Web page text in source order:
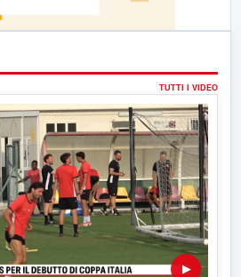
TUTTI I VIDEO
▶